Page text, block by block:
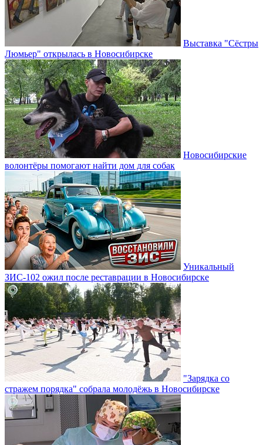
Выставка "Сёстры
Люмьер" открылась в Новосибирске
Новосибирские
волонтёры помогают найти дом для собак
Уникальный
ЗИС-102 ожил после реставрации в Новосибирске
"Зарядка со
стражем порядка" собрала молодёжь в Новосибирске